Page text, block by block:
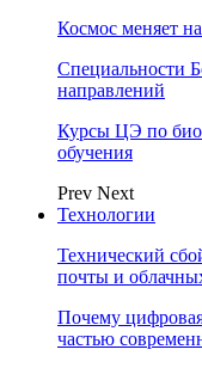
Космос меняет
Специальности
направлений
Курсы ЦЭ по
обучения
Prev Next
Технологии
Технический
почты и
Почему
частью